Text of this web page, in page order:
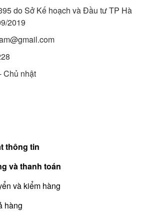
do Sở Kế hoạch và Đầu tư TP Hà
2019
Chủ nhật
thông tin
và thanh toán
và kiểm hàng
hàng